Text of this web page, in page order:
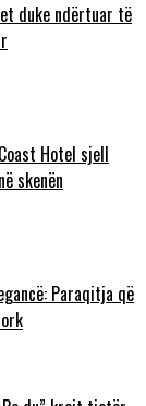
duke ndërtuar të
Hotel sjell
skenën
Paraqitja që